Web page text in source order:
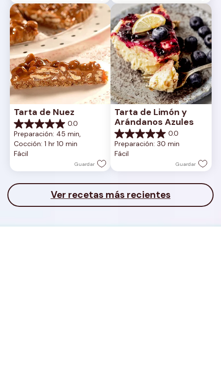
Tarta de Nuez
0.0
0.0
de
5
estrellas.
Preparación: 45 min,
Cocción: 1 hr 10 min
Fácil
Guardar
Tarta de Limón y
Arándanos Azules
0.0
0.0
de
5
Preparación: 30 min
Fácil
Guardar
Ver recetas más recientes